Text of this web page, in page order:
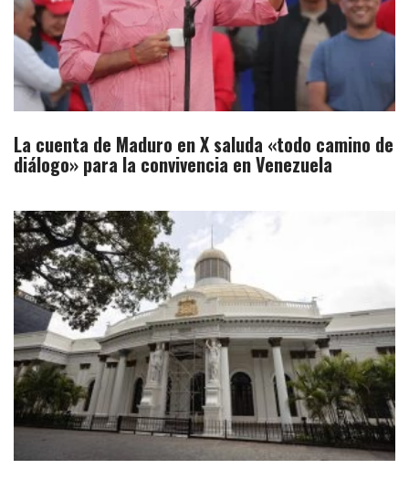
La cuenta de Maduro en X saluda «todo camino de
diálogo» para la convivencia en Venezuela